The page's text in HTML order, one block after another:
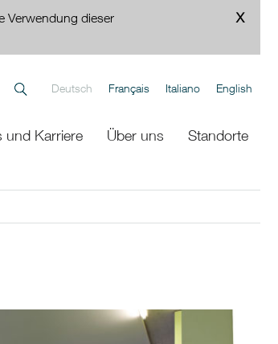
Verwendung dieser
Deutsch Français Italiano English
und Karriere Über uns Standorte